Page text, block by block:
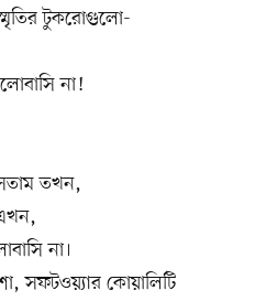
টুকরোগুলো-
না!
তখন,
না।
কোয়ালিটি